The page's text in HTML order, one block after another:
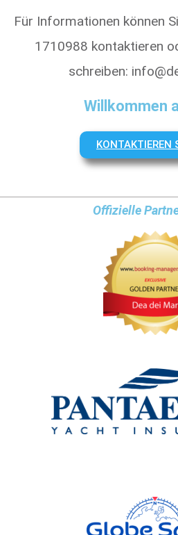
Für Informationen können
1710988 kontaktieren
schreiben:
Willkommen
KONTAKTIEREN
Offizielle